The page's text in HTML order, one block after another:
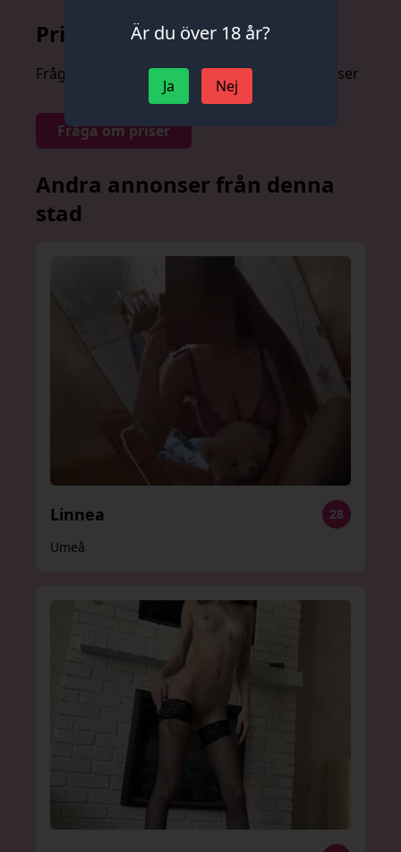
Prislista
Fråga om priser anonymt och utan förpliktelser
Fråga om priser
Andra annonser från denna
stad
Linnea
28
Umeå
Är du över 18 år?
Ja Nej